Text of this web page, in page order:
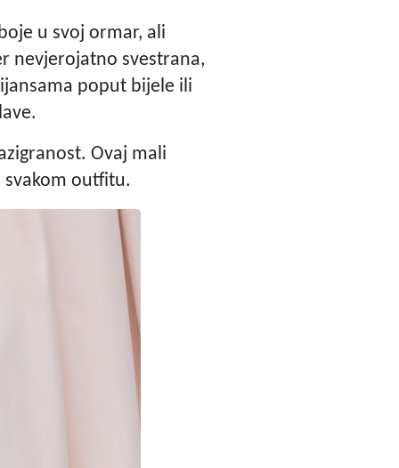
u svoj ormar, ali
nevjerojatno svestrana,
poput bijele ili
Ovaj mali
outfitu.